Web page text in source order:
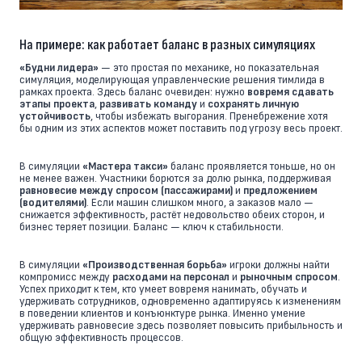
На примере: как работает баланс в разных симуляциях
«Будни лидера» — это простая по механике, но показательная
симуляция, моделирующая управленческие решения тимлида в
рамках проекта. Здесь баланс очевиден: нужно вовремя сдавать
этапы проекта, развивать командуи сохранять личную
устойчивость, чтобы избежать выгорания. Пренебрежение хотя
бы одним из этих аспектов может поставить под угрозу весь проект.
В симуляции «Мастера такси» баланс проявляется тоньше, но он
не менее важен. Участники борются за долю рынка, поддерживая
равновесие между спросом (пассажирами)и предложением
(водителями). Если машин слишком много, а заказов мало —
снижается эффективность, растёт недовольство обеих сторон, и
бизнес теряет позиции. Баланс — ключ к стабильности.
В симуляции «Производственная борьба» игроки должны найти
компромисс между расходами на персонал и рыночным спросом.
Успех приходит к тем, кто умеет вовремя нанимать, обучать и
удерживать сотрудников, одновременно адаптируясь к изменениям
в поведении клиентов и конъюнктуре рынка. Именно умение
удерживать равновесие здесь позволяет повысить прибыльность и
общую эффективность процессов.